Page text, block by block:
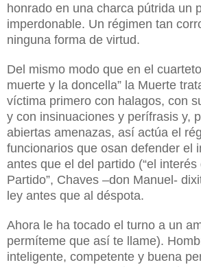
honrado en una charca pútrida un
imperdonable. Un régimen tan
ninguna forma de virtud.
Del mismo modo que en el
muerte y la doncella” la Muerte
víctima primero con halagos, con
y con insinuaciones y perífrasis y,
abiertas amenazas, así actúa el
funcionarios que osan defender el
antes que el del partido (“el
Partido”, Chaves –don Manuel-
ley antes que al déspota.
Ahora le ha tocado el turno a un
permíteme que así te llame).
inteligente, competente y buena